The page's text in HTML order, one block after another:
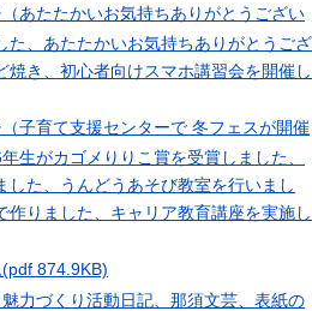
あたたかいお気持ちありがとうござい
た、あたたかいお気持ちありがとうござ
焼き、初心者向けスマホ講習会を開催し
子育て支援センターで 冬フェスが開催
生がカゴメりりこ賞を受賞しました、
した、うんどうあそび教室を行いまし
作りました、キャリア教育講座を実施し
(pdf 874.9KB)
力づくり活動日記、那須文芸、表紙の